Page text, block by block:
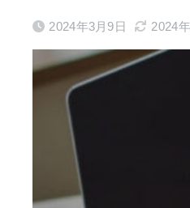
2024年3月9日 2024